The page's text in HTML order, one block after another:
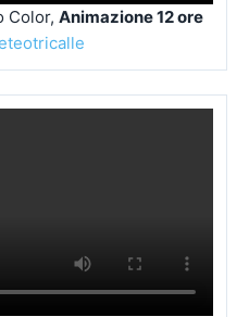
Color, Animazione 12 ore